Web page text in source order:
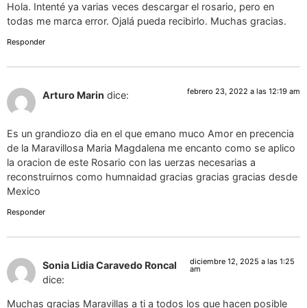
Hola. Intenté ya varias veces descargar el rosario, pero en
todas me marca error. Ojalá pueda recibirlo. Muchas gracias.
Responder
Arturo Marin dice: febrero 23, 2022 a las 12:19 am
Es un grandiozo dia en el que emano muco Amor en precencia
de la Maravillosa Maria Magdalena me encanto como se aplico
la oracion de este Rosario con las uerzas necesarias a
reconstruirnos como humnaidad gracias gracias gracias desde
Mexico
Responder
Sonia Lidia Caravedo Roncal
dice:
diciembre 12, 2025 a las 1:25
am
Muchas gracias Maravillas a ti a todos los que hacen posible